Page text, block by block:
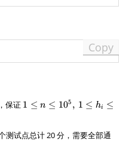
Copy
保证 1
e
1 ≤ n ≤ 105 , 1 ≤ hi
≤
测试点总计 20 分，需要全部通